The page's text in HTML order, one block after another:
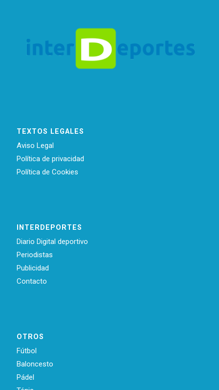
TEXTOS LEGALES
Aviso Legal
Política de privacidad
Política de Cookies
INTERDEPORTES
Diario Digital deportivo
Periodistas
Publicidad
Contacto
OTROS
Fútbol
Baloncesto
Pádel